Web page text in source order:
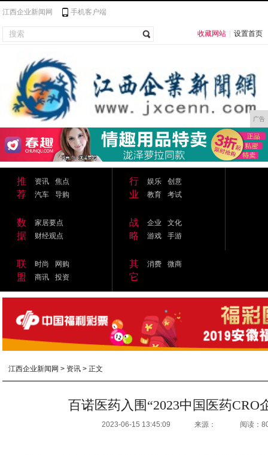
江西企业新闻网 手机客户端
收藏网站 设置首页
广告
推
荐
资讯
焦点
汽车
导购
行
业
娱乐
创意
教育
考试
数
据
家居要点
财经观点
战
略
企业
文化
游戏
手游
联
盟
时尚
网购
商讯
投资
其
它
消费 微商
江西企业新闻网 > 资讯 > 正文
百诺医药入围“2023中国医药CRO
2023-06-15 13:45:09 来源： 阅读：